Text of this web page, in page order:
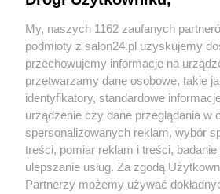
Sport
Społeczeństwo
Kultura
X Facebook
My, naszych 1162 zaufanych
podmioty z salon24.pl uzyskujemy
przechowujemy informacje na
przetwarzamy dane osobowe, takie
identyfikatory, standardowe
urządzenie czy dane przeglądania w
spersonalizowanych reklam, wybór
treści, pomiar reklam i treści,
ulepszanie usług. Za zgodą
Partnerzy możemy używać